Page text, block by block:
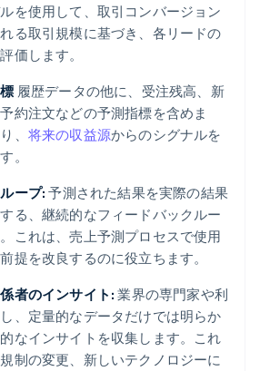
を使用して、取引コンバージョン
る取引規模に基づき、各リードの
価します。
履歴データの他に、受注残高、新
約注文などの予測指標を含めま
、 将来の収益源からのシグナルを
。
ープ: 予測された結果を実際の結果
る、継続的なフィードバックルー
これは、売上予測プロセスで使用
提を改良するのに役立ちます。
者のインサイト: 業界の専門家や利
、定量的なデータだけでは明らか
なインサイトを収集します。これ
制の変更、新しいテクノロジーに